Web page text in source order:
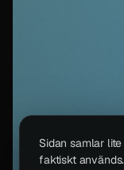
Sidan samlar
faktiskt